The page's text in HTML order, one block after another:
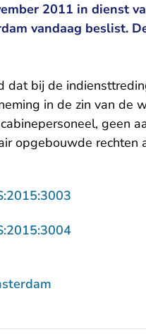
2011 in dienst
vandaag beslist.
dat bij de
in de zin van de
geen
opgebouwde rechten
- U verlaat